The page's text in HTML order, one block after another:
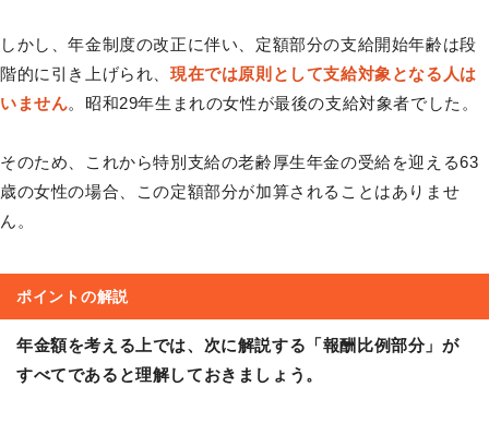
しかし、年金制度の改正に伴い、定額部分の支給開始年齢は段
階的に引き上げられ、 現在では原則として支給対象となる人は
いません。昭和29年生まれの女性が最後の支給対象者でした。
そのため、これから特別支給の老齢厚生年金の受給を迎える63
歳の女性の場合、この定額部分が加算されることはありませ
ん。
ポイントの解説
年金額を考える上では、次に解説する「報酬比例部分」が
すべてであると理解しておきましょう。